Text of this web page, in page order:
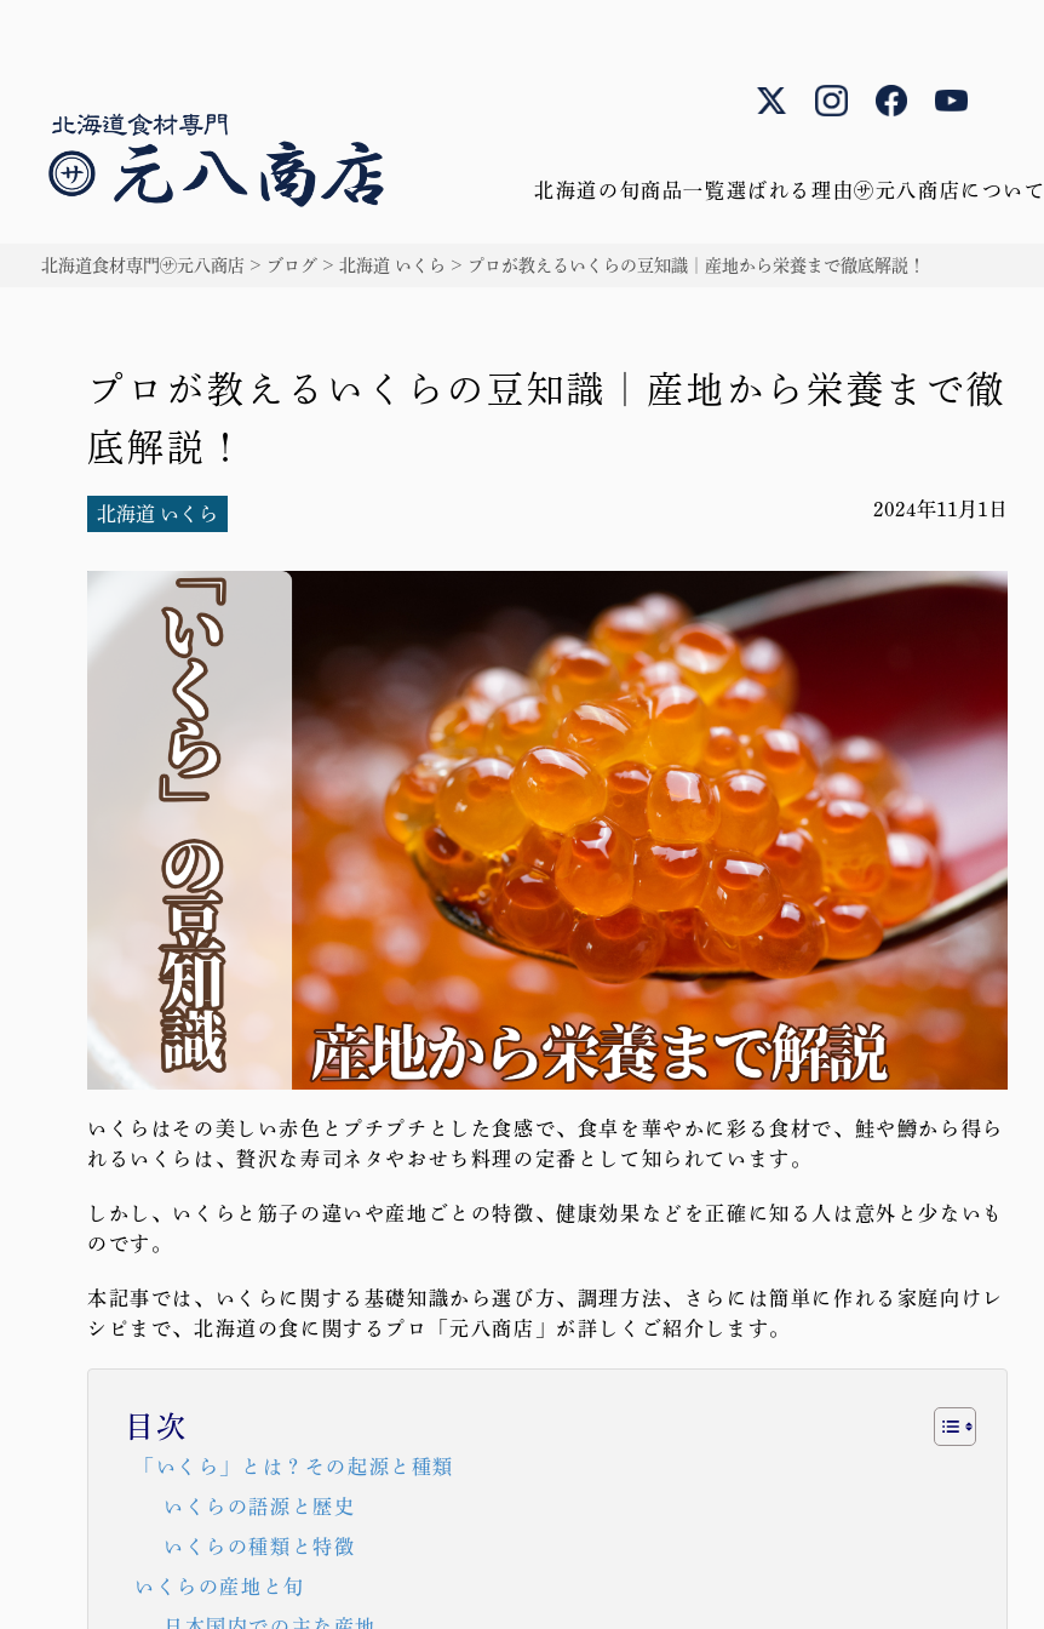
北海道の旬商品一覧
魚、
鮭
貝、
海
産
ス
じ
ゃ
物
加
工
チ
畜
産
の
隠
れ
り
フ
ト
選ばれる理由㋚元八商店について
北海道食材専門㋚元八商店 > ブログ> 北海道 いくら > プロが教えるいくらの豆知識｜産地から栄養まで徹底解説！
プロが教えるいくらの豆知識｜産地から栄養まで徹
底解説！
北海道 いくら 2024年11月1日
いくらはその美しい赤色とプチプチとした食感で、食卓を華やかに彩る食材で、鮭や鱒から得ら
れるいくらは、贅沢な寿司ネタやおせち料理の定番として知られています。
しかし、いくらと筋子の違いや産地ごとの特徴、健康効果などを正確に知る人は意外と少ないも
のです。
本記事では、いくらに関する基礎知識から選び方、調理方法、さらには簡単に作れる家庭向けレ
シピまで、北海道の食に関するプロ「元八商店」が詳しくご紹介します。
目次
「いくら」とは？その起源と種類
いくらの語源と歴史
いくらの種類と特徴
いくらの産地と旬